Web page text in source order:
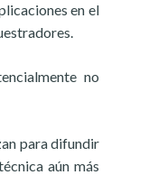
en el
no
para difundir
aún más